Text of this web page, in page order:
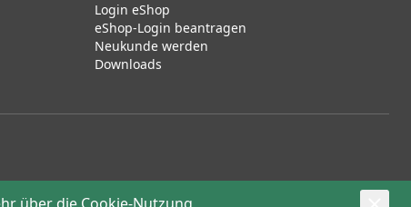
Login eShop
eShop-Login beantragen
Neukunde werden
Downloads